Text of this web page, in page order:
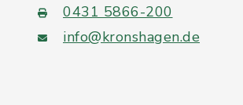
0431 5866-200
info@kronshagen.de